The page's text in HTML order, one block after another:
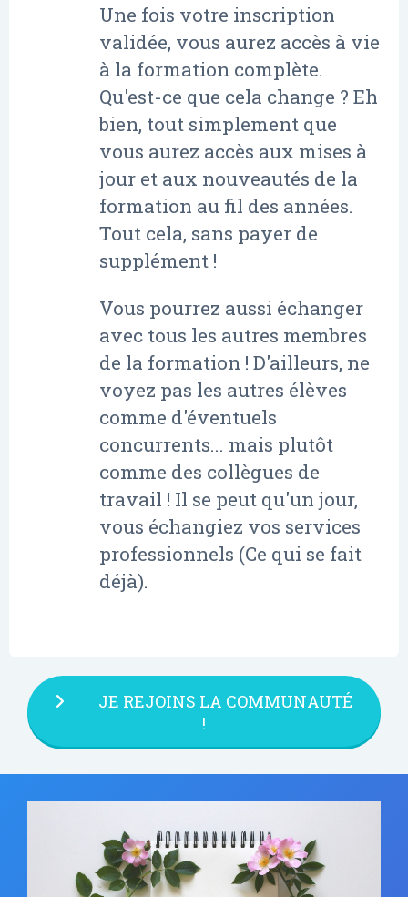
Une fois votre inscription
validée, vous aurez accès à vie
à la formation complète.
Qu'est-ce que cela change ? Eh
bien, tout simplement que
vous aurez accès aux mises à
jour et aux nouveautés de la
formation au fil des années.
Tout cela, sans payer de
supplément !
Vous pourrez aussi échanger
avec tous les autres membres
de la formation ! D'ailleurs, ne
voyez pas les autres élèves
comme d'éventuels
concurrents... mais plutôt
comme des collègues de
travail ! Il se peut qu'un jour,
vous échangiez vos services
professionnels (Ce qui se fait
déjà).
JE REJOINS LA COMMUNAUTÉ
!